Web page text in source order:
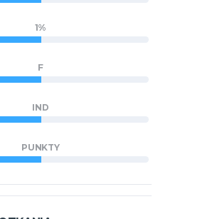
1%
F
IND
PUNKTY